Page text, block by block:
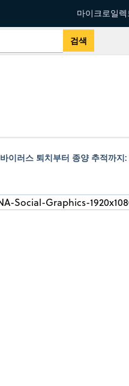
마이크로일
바이러스 퇴치부터 종양 추적까